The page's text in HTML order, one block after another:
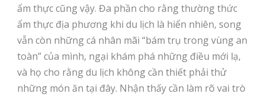
ẩm thực cũng vậy. Đa phần cho rằng thường thức
ẩm thực địa phương khi du lịch là hiển nhiên, song
vẫn còn những cá nhân mãi “bám trụ trong vùng an
toàn” của mình, ngại khám phá những điều mới lạ,
và họ cho rằng du lịch không cần thiết phải thử
những món ăn tại đây. Nhận thấy cần làm rõ vai trò